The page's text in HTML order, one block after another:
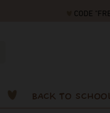
CODE
BACK TO